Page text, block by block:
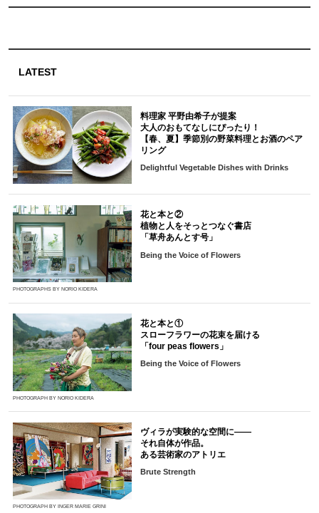
LATEST
料理家 平野由希子が提案
大人のおもてなしにぴったり！
【春、夏】季節別の野菜料理とお酒のペア
リング
Delightful Vegetable Dishes with Drinks
PHOTOGRAPHS BY NORIO KIDERA
花と本と②
植物と人をそっとつなぐ書店
「草舟あんとす号」
Being the Voice of Flowers
PHOTOGRAPH BY NORIO KIDERA
花と本と①
スローフラワーの花束を届ける
「four peas flowers」
Being the Voice of Flowers
PHOTOGRAPH BY INGER MARIE GRINI
ヴィラが実験的な空間に――
それ自体が作品。
ある芸術家のアトリエ
Brute Strength